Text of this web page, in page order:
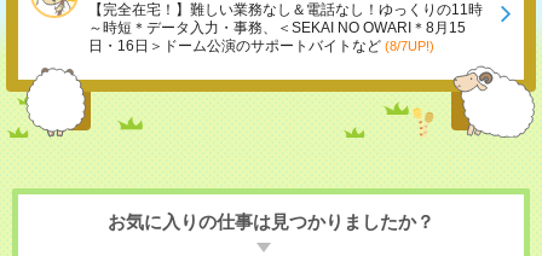
【完全在宅！】難しい業務なし＆電話なし！ゆっくりの11時
～時短＊データ入力・事務、＜SEKAI NO OWARI＊8月15
日・16日＞ドーム公演のサポートバイトなど (8/7UP!)
お気に入りの仕事は見つかりましたか？